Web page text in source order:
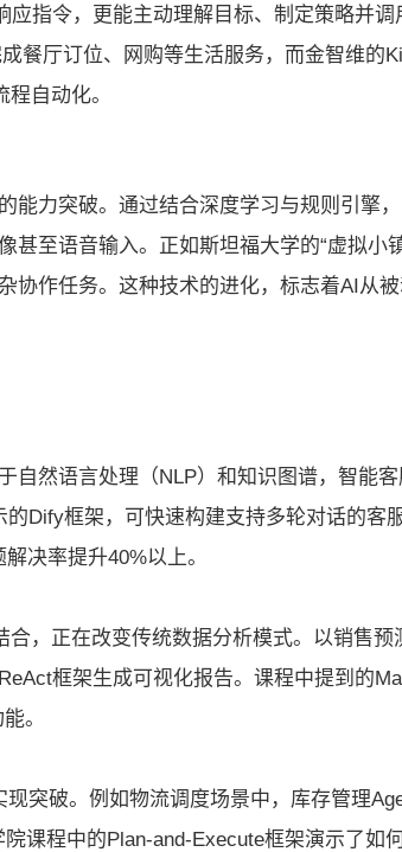
指令，更能主动理解目标、制定策略并调
餐厅订位、网购等生活服务，而金智维的
自动化。
力突破。通过结合深度学习与规则引擎，
至语音输入。正如斯坦福大学的“虚拟小
协作任务。这种技术的进化，标志着AI从
自然语言处理（NLP）和知识图谱，智能
Dify框架，可快速构建支持多轮对话的客
决率提升40%以上。
，正在改变传统数据分析模式。以销售预
框架生成可视化报告。课程中提到的
。
突破。例如物流调度场景中，库存管理
课程中的Plan-and-Execute框架演示了如